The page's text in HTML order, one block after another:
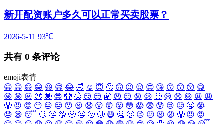
新开配资账户多久可以正常买卖股票？
2026-5-11 93℃
共有 0 条评论
emoji表情
😀 😃 😄 😁 😆 😅 😂 🤣 ☺️ 😇 🙂 🙃 😉 😌 😍 😘 😗 😙 😚 😋
😜 😝 😛 🤑 🤓 😎 🤡 🤠 😏 😒 🤗 😞 😔 😟 😕 🙁 ☹️ 😣 😖 😫 😩
😤 😠 😡 😶 😐 😑 😯 😦 😧 😮 😲 😵 😳 😱 😨 😰 😢 😥 🤤 😭
😓 😪 😴 🙄 🤔 🤥 😬 🤐 🤢 🤧 😷 🤒 🤕 😣 😖 😫 😩 😤 😠 😡